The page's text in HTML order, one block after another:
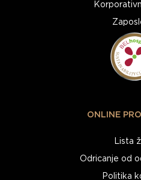
ONLINE
Lista
Odricanje od
Politika